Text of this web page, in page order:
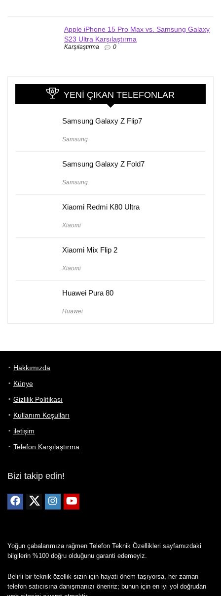
Apple iPhone 15 Pro Max vs. Samsung Galaxy
S23 Ultra Karşılaştırma
Karşılaştırma 0
YENI ÇIKAN TELEFONLAR
Samsung Galaxy Z Flip7
Samsung
Samsung Galaxy Z Fold7
Samsung
Xiaomi Redmi K80 Ultra
Xiaomi
Xiaomi Mix Flip 2
Xiaomi
Huawei Pura 80
Huawei
Hakkımızda
Künye
Gizlilik Politikası
Kullanım Koşulları
iletişim
Telefon Karşılaştırma
Bizi takip edin!
Yoğun çabalarımıza rağmen Telefon Teknik Özellikleri sayfamızdaki
bilgilerin %100 doğru olduğunu garanti edemeyiz.
Belirli bir teknik özellik sizin için hayati önem taşıyorsa, her zaman
telefon satıcısına danışmanızı öneririz; bunun için en iyi yol doğrudan